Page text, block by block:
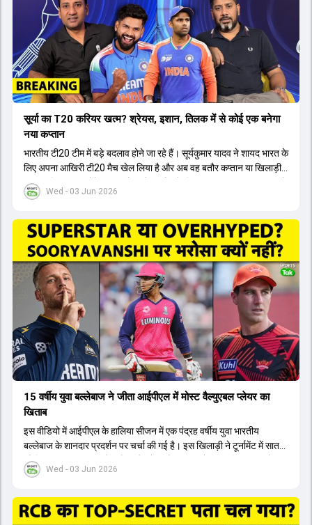
Wed - 03 Jun 2026
सूर्या का T20 करियर खत्म? श्रेयस, इशान, तिलक में से कोई एक बनेगा
नया कप्तान
भारतीय टी20 टीम में बड़े बदलाव होने जा रहे हैं। सूर्यकुमार यादव ने शायद भारत के
लिए अपना आखिरी टी20 मैच खेल लिया है और अब वह बतौर कप्तान या खिलाड़ी
टीम का हिस्सा नहीं होंगे। आयरलैंड और इंग्लैंड के खिलाफ आगामी टी20 सीरीज के
लिए नए कप्तान की तलाश जारी है। इस रेस में श्रेयस अय्यर सबसे आगे चल रहे
पटेल इस रेस में काफी पीछे हैं, जबकि संजू सैमसन और रजत पाटीदार कप्तानी की
दौड़ से बाहर हैं। आगामी सीरीज के लिए वैभव सूर्यवंशी को तीसरे ओपनर के तौर पर
टीम में शामिल किया जाएगा, जबकि अभिषेक शर्मा और संजू सैमसन पहली पसंद
होंगे। इसके अलावा नीतीश रेड्डी को बतौर ऑलराउंडर ज्यादा मौके मिलेंगे। अजीत
अगरकर की अगुवाई वाली चयन समिति और कोच गौतम गंभीर आगामी टी20 वर्ल्ड
कप और 2028 ओलंपिक के लिए लंबी अवधि का विजन लेकर चल रहे हैं।
Wed - 03 Jun 2026
15 वर्षीय युवा बल्लेबाज ने जीता आईपीएल में मोस्ट वैल्युएबल प्लेयर का
खिताब
इस वीडियो में आईपीएल के हालिया सीजन में एक पंद्रह वर्षीय युवा भारतीय
बल्लेबाज के शानदार प्रदर्शन पर चर्चा की गई है। इस खिलाड़ी ने टूर्नामेंट में सात
सौ छिहत्तर रन बनाकर ऑरेंज कैप और मोस्ट वैल्युएबल प्लेयर का खिताब अपने नाम
किया है। वीडियो में बताया गया है कि ऑस्ट्रेलियाई टीम के वर्तमान कप्तान और
ऑस्ट्रेलियाई कप्तान के अनुसार, शुरुआत में लोगों को इस खिलाड़ी के प्रदर्शन पर
संदेह था, लेकिन अब उसने खुद को एक बेहतरीन बल्लेबाज साबित कर दिया है जो